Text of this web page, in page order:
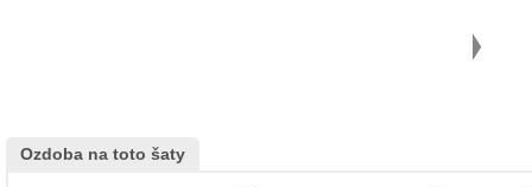
Ozdoba na toto šaty